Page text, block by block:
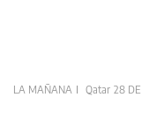
LA MAÑANA Qatar 28